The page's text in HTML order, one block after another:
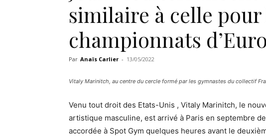
similaire à celle pour
championnats
Par Anaïs Carlier - 13/05/2022
Vitaly Marinitch, au centre du cercle formé par les gymnastes du collectif
Venu tout droit des Etats-Unis , Vitaly Marinitch, le
artistique masculine, est arrivé à Paris en septembre
accordée à Spot Gym quelques heures avant le